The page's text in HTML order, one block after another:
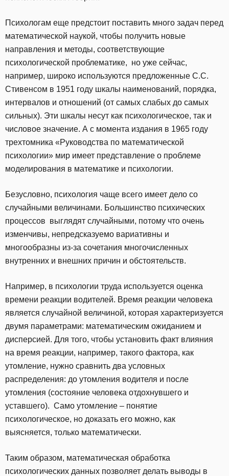
Психологам еще предстоит поставить много задач перед
математической наукой, чтобы получить новые
направления и методы, соответствующие
психологической проблематике, но уже сейчас,
например, широко используются предложенные С.С.
Стивенсом в 1951 году шкалы наименований, порядка,
интервалов и отношений (от самых слабых до самых
сильных). Эти шкалы несут как психологическое, так и
числовое значение. А с момента издания в 1965 году
трехтомника «Руководства по математической
психологии» мир имеет представление о проблеме
моделирования в математике и психологии.
Безусловно, психология чаще всего имеет дело со
случайными величинами. Большинство психических
процессов выглядят случайными, потому что очень
изменчивы, непредсказуемо вариативны и
многообразны из-за сочетания многочисленных
внутренних и внешних причин и обстоятельств.
Например, в психологии труда используется оценка
времени реакции водителей. Время реакции человека
является случайной величиной, которая характеризуется
двумя параметрами: математическим ожиданием и
дисперсией. Для того, чтобы установить факт влияния
на время реакции, например, такого фактора, как
утомление, нужно сравнить два условных
распределения: до утомления водителя и после
утомления (состояние человека отдохнувшего и
уставшего). Само утомление – понятие
психологическое, но доказать его можно, как
выясняется, только математически.
Таким образом, математическая обработка
психологических данных позволяет делать выводы в